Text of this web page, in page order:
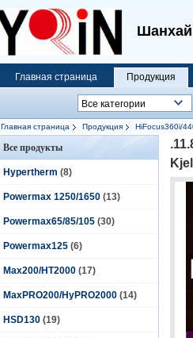
Главная страница Продукция
Главная страница Продукция HiFocus360i/
Все продукты
Hypertherm (8)
Powermax 1250/1650 (13)
Powermax65/85/105 (30)
Powermax125 (6)
Max200/HT2000 (17)
MaxPRO200/HyPRO2000 (14)
HSD130 (19)